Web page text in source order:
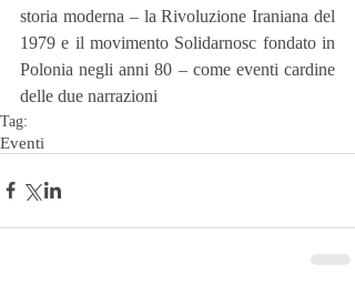
storia moderna – la Rivoluzione Iraniana del
1979 e il movimento Solidarnosc fondato in
Polonia negli anni 80 – come eventi cardine
delle due narrazioni
Tag:
Eventi